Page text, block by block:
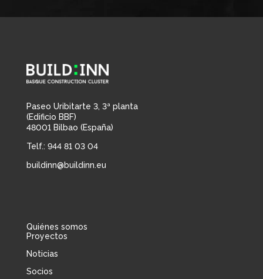
Paseo Uribitarte 3, 3ª planta
(Edificio BBF)
48001 Bilbao (España)
Telf.: 944 81 03 04
buildinn@buildinn.eu
Quiénes somos
Proyectos
Noticias
Socios